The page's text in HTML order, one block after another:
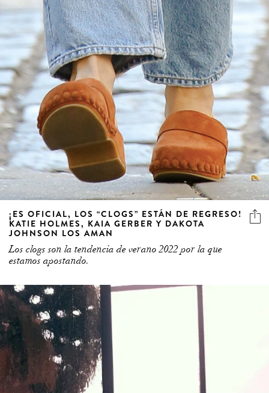
¡ES OFICIAL, LOS “CLOGS” ESTÁN DE REGRESO!
KATIE HOLMES, KAIA GERBER Y DAKOTA
JOHNSON LOS AMAN
Los clogs son la tendencia de verano 2022 por la que
estamos apostando.